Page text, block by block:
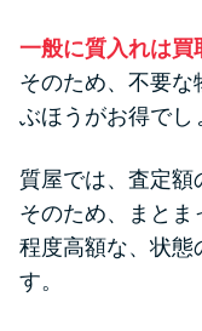
一般に質入れは買
そのため、不要な
ぶほうがお得でし
質屋では、査定額
そのため、まとま
程度高額な、状態
す。